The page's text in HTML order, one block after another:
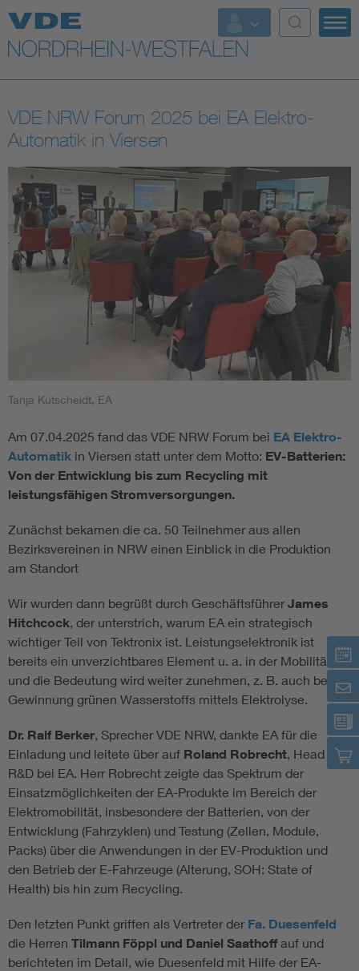
Top Themen
Weitere Themen
VDE NRW Forum 2025 bei EA Elektro-
Automatik in Viersen
Tanja Kutscheidt, EA
Am 07.04.2025 fand das VDE NRW Forum bei EA Elektro-
Automatik in Viersen statt unter dem Motto: EV-Batterien:
Von der Entwicklung bis zum Recycling mit
leistungsfähigen Stromversorgungen.
Zunächst bekamen die ca. 50 Teilnehmer aus allen
Bezirksvereinen in NRW einen Einblick in die Produktion
am Standort
Wir wurden dann begrüßt durch GeschäftsführerJames
Hitchcock, der unterstrich, warum EA ein strategisch
wichtiger Teil von Tektronix ist. Leistungselektronik ist
bereits ein unverzichtbares Element u. a. in der Mobilität
und die Bedeutung wird weiter zunehmen, z. B. auch bei
Gewinnung grünen Wasserstoffs mittels Elektrolyse.
Dr. Ralf Berker, Sprecher VDE NRW, dankte EA für die
Einladung und leitete über auf Roland Robrecht, Head of
R&D bei EA. Herr Robrecht zeigte das Spektrum der
Einsatzmöglichkeiten der EA-Produkte im Bereich der
Elektromobilität, insbesondere der Batterien, von der
Entwicklung (Fahrzyklen) und Testung (Zellen, Module,
Packs) über die Anwendungen in der EV-Produktion und
den Betrieb der E-Fahrzeuge (Alterung, SOH: State of
Health) bis hin zum Recycling.
Den letzten Punkt griffen als Vertreter der Fa. Duesenfeld
die Herren Tilmann Föppl und Daniel Saathoffauf und
berichteten im Detail, wie Duesenfeld mit Hilfe der EA-